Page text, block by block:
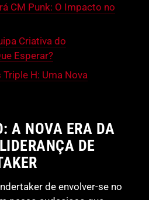
CM Punk: O Impacto no
Criativa do
Esperar?
H: Uma Nova
A NOVA ERA DA
DE
de envolver-se no